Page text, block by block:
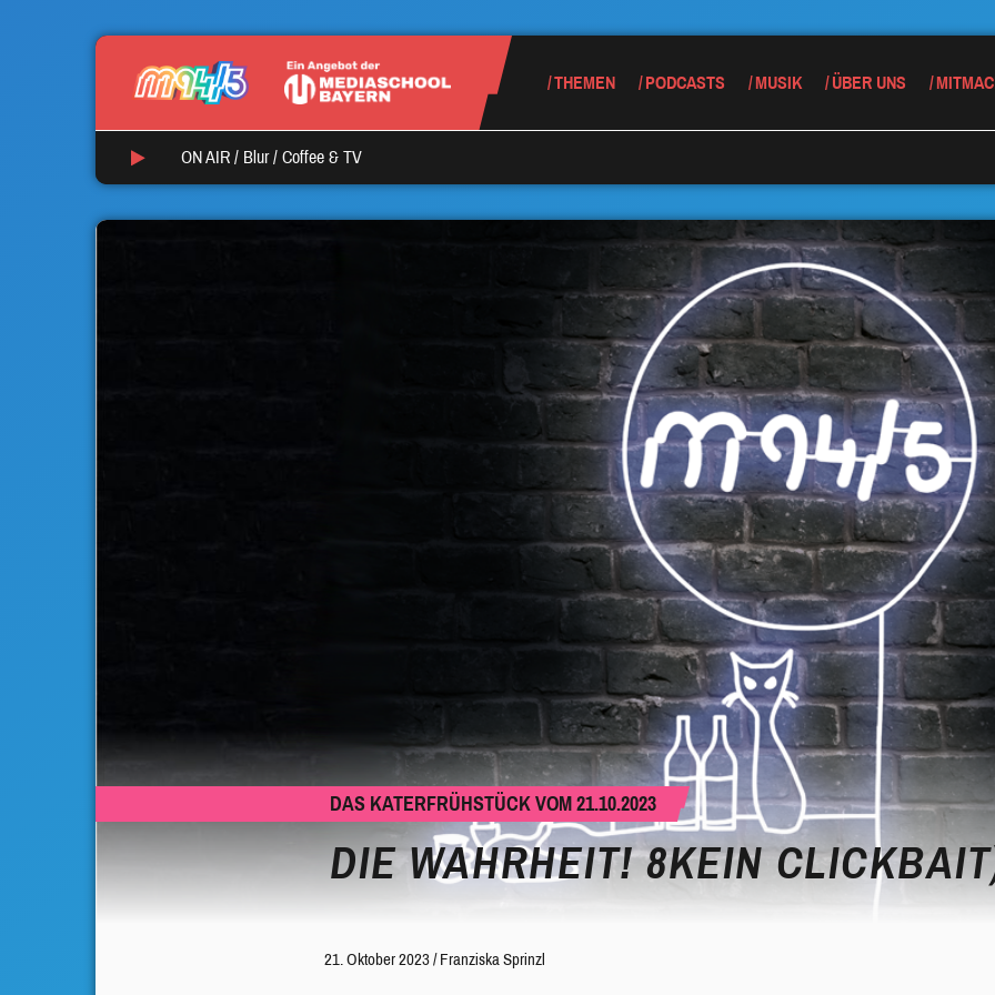
THEMEN PODCASTS MUSIK ÜBER UNS
ON AIR / Blur/ Coffee & TV
DAS KATERFRÜHSTÜCK VOM 21.10.2023
DIE WAHRHEIT! 8KEIN
21. Oktober 2023/Franziska Sprinzl